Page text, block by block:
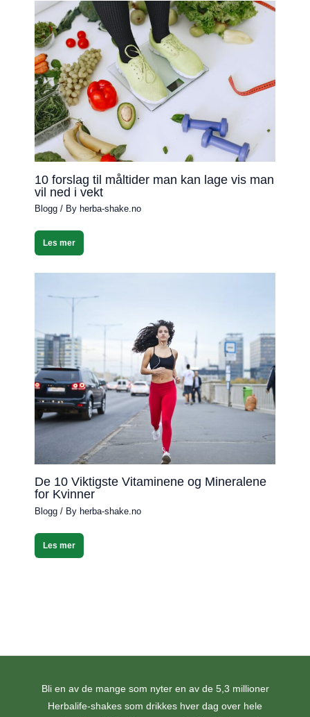
10 forslag til måltider man kan lage vis man
vil ned i vekt
Blogg/ By herba-shake.no
Les mer
De 10 Viktigste Vitaminene og Mineralene
for Kvinner
Blogg/ By herba-shake.no
Les mer
Bli en av de mange som nyter en av de 5,3 millioner
Herbalife-shakes som drikkes hver dag over hele